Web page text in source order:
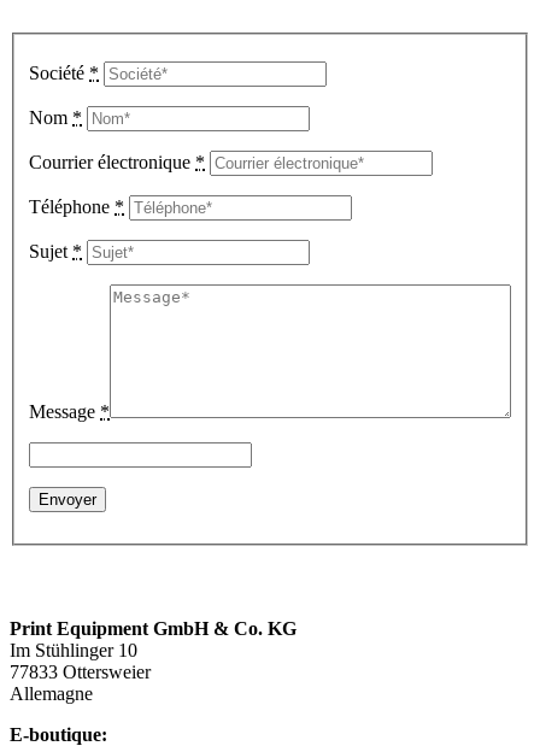
Société *
Nom *
Courrier électronique *
Téléphone *
Sujet *
Message *
Print Equipment GmbH & Co. KG
Im Stühlinger 10
77833 Ottersweier
Allemagne
E-boutique: